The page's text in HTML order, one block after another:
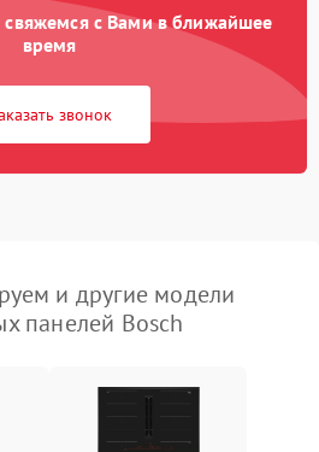
свяжемся с Вами в ближайшее
время
звонок
и другие модели
панелей Bosch